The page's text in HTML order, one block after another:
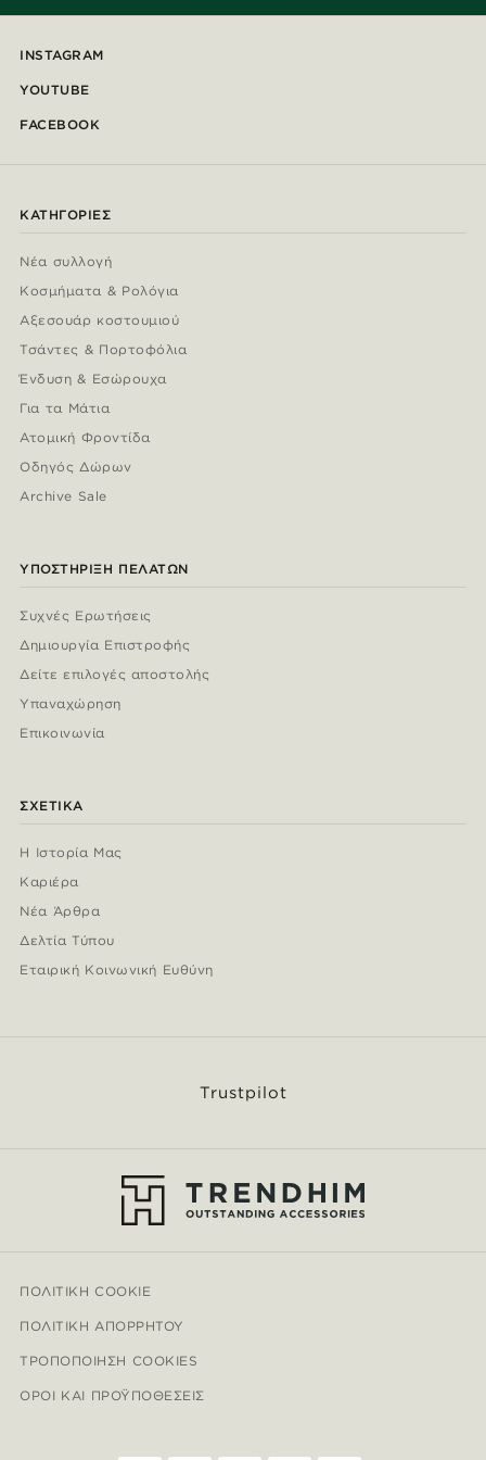
INSTAGRAM
YOUTUBE
FACEBOOK
ΚΑΤΗΓΟΡΊΕΣ
Νέα συλλογή
Κοσμήματα & Ρολόγια
Αξεσουάρ κοστουμιού
Τσάντες & Πορτοφόλια
Ένδυση & Εσώρουχα
Για τα Μάτια
Ατομική Φροντίδα
Οδηγός Δώρων
Archive Sale
ΥΠΟΣΤΉΡΙΞΗ ΠΕΛΑΤΏΝ
Συχνές Ερωτήσεις
Δημιουργία Επιστροφής
Δείτε επιλογές αποστολής
Υπαναχώρηση
Επικοινωνία
ΣΧΕΤΙΚΆ
Η Ιστορία Μας
Καριέρα
Νέα Άρθρα
Δελτία Τύπου
Εταιρική Κοινωνική Ευθύνη
Trustpilot
ΠΟΛΙΤΙΚΉ COOKIE
ΠΟΛΙΤΙΚΉ ΑΠΟΡΡΉΤΟΥ
ΤΡΟΠΟΠΟΊΗΣΗ COOKIES
ΌΡΟΙ ΚΑΙ ΠΡΟΫΠΟΘΈΣΕΙΣ